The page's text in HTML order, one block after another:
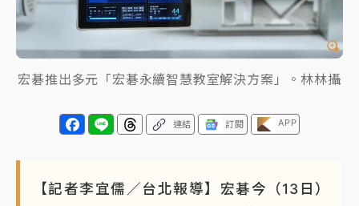
台東農業處長涉圖利渡假村！東檢抗告成功 今重開羈
押庭
父親節泡湯了！中颱白海豚雨彈轟3天 「紅到發紫」降
雨熱區曝
宏碁推出多元「宏碁永續智慧教室解決方案」。林林攝
連結 訂閱 APP
【記者李宜儒／台北報導】宏碁今（13日）